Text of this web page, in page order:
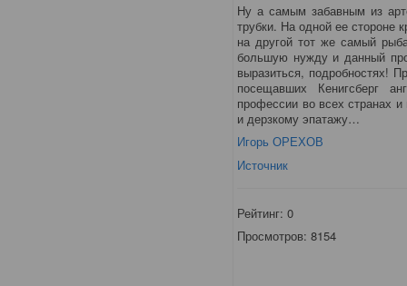
Ну а самым забавным из
трубки. На одной ее стороне
на другой тот же самый
большую нужду и данный
выразиться, подробностях!
посещавших Кенигсберг
профессии во всех странах
и дерзкому эпатажу…
Игорь ОРЕХОВ
Источник
Рейтинг:0
Просмотров: 8154